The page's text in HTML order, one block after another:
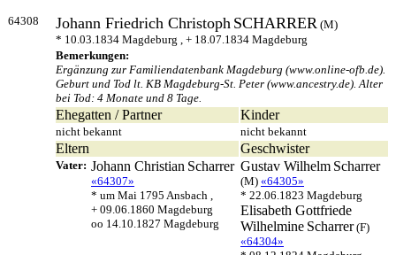
64308 Johann Friedrich Christoph SCHARRER (M)
* 10.03.1834 Magdeburg , + 18.07.1834 Magdeburg
Bemerkungen:
Ergänzung zur Familiendatenbank Magdeburg (www.online-ofb.de).
Geburt und Tod lt. KB Magdeburg-St. Peter (www.ancestry.de). Alter
bei Tod: 4 Monate und 8 Tage.
Ehegatten / Partner Kinder
nicht bekannt nicht bekannt
Eltern Geschwister
Vater: Johann Christian Scharrer
«64307»
* um Mai 1795 Ansbach ,
+ 09.06.1860 Magdeburg
oo 14.10.1827 Magdeburg
Gustav Wilhelm Scharrer
(M) «64305»
* 22.06.1823 Magdeburg
Elisabeth Gottfriede
Wilhelmine Scharrer(F)
«64304»